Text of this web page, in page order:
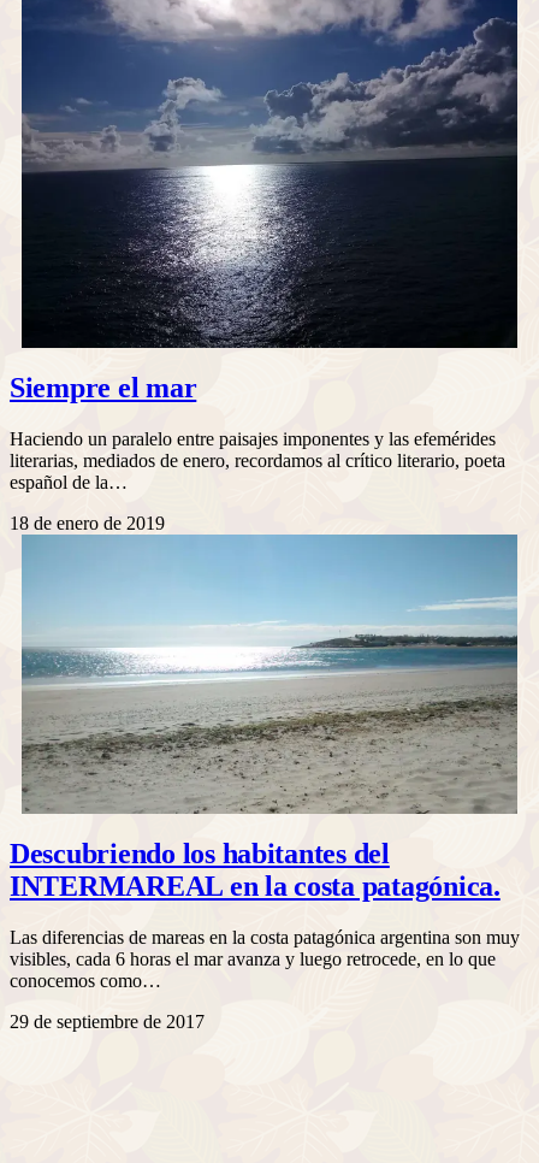
Siempre el mar
Haciendo un paralelo entre paisajes imponentes y las efemérides
literarias, mediados de enero, recordamos al crítico literario, poeta
español de la…
18 de enero de 2019
Descubriendo los habitantes del
INTERMAREAL en la costa patagónica.
Las diferencias de mareas en la costa patagónica argentina son muy
visibles, cada 6 horas el mar avanza y luego retrocede, en lo que
conocemos como…
29 de septiembre de 2017